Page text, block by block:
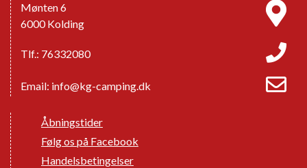
Mønten 6
6000 Kolding
Tlf.: 76332080
Email: info@kg-camping.dk
Åbningstider
Følg os på Facebook
Handelsbetingelser